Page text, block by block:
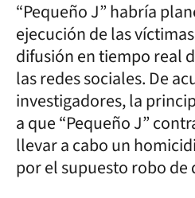
“Pequeño J” habría
ejecución de las
difusión en tiempo real
las redes sociales. De
investigadores, la
a que “Pequeño J”
llevar a cabo un
por el supuesto robo de